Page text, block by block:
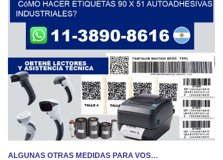
ALGUNAS OTRAS MEDIDAS PARA VOS…